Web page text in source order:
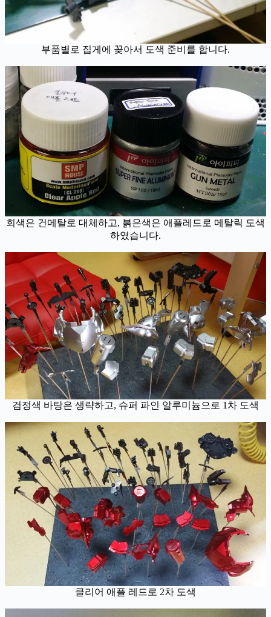
부품별로 집게에 꽂아서 도색 준비를 합니다.
회색은 건메탈로 대체하고, 붉은색은 애플레드로 메탈릭 도색
하였습니다.
검정색 바탕은 생략하고, 슈퍼 파인 알루미늄으로 1차 도색
클리어 애플 레드로 2차 도색